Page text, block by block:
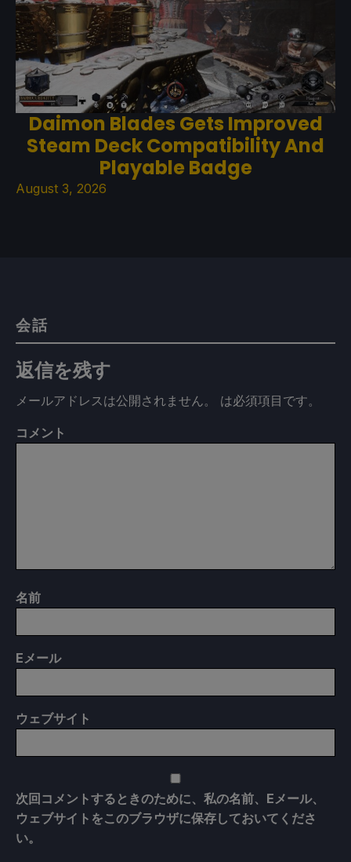
Daimon Blades Gets Improved
Steam Deck Compatibility And
Playable Badge
August 3, 2026
会話
返信を残す
メールアドレスは公開されません。 は必須項目です。
コメント
名前
Eメール
ウェブサイト
次回コメントするときのために、私の名前、Eメール、
ウェブサイトをこのブラウザに保存しておいてくださ
い。